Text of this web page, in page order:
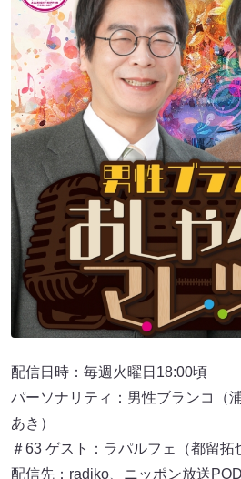
配信日時：毎週火曜日18:00頃
パーソナリティ：男性ブランコ（
あき）
＃63 ゲスト：ラパルフェ（都留拓
配信先：radiko、ニッポン放送